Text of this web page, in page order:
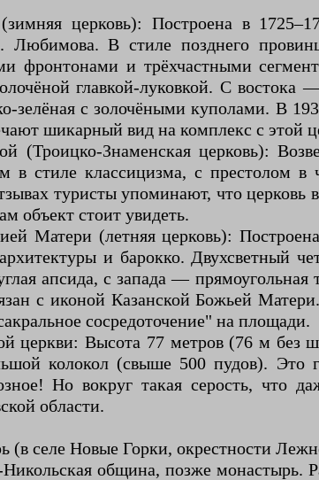
церковь): Построена в
Любимова. В стиле позднего
фронтонами и трёхчастными
главкой-луковкой. С
зелёная с золочёными куполами. В
шикарный вид на комплекс с этой
(Троицко-Знаменская церковь):
в стиле классицизма, с престолом
туристы упоминают, что церковь
объект стоит увидеть.
Матери (летняя церковь):
и барокко. Двухсветный
апсида, с запада —
с иконой Казанской Божьей
сосредоточение" на площади.
церкви: Высота 77 метров (76 м без
колокол (свыше 500 пудов). Это
Но вокруг такая серость, что
области.
(в селе Новые Горки, окрестности
община, позже